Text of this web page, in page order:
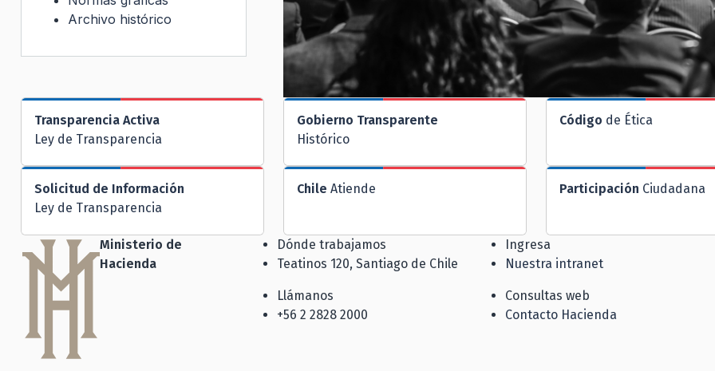
Archivo histórico
Transparencia Activa
Ley de Transparencia
Gobierno Transparente
Histórico
Código de Ética
Solicitud de Información
Ley de Transparencia
Chile Atiende Participación Ciudadana
Ministerio de
Hacienda
Dónde trabajamos
Teatinos 120, Santiago de Chile
Llámanos
+56 2 2828 2000
Ingresa
Nuestra intranet
Consultas web
Contacto Hacienda